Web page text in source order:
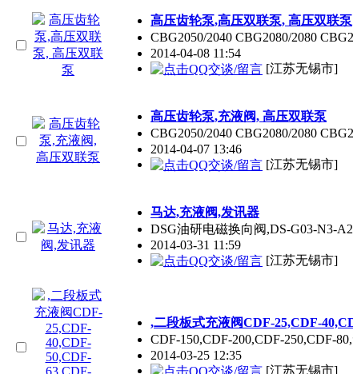
高压齿轮泵,高压双联泵, 高压双联泵
CBG2050/2040 CBG2080/2080
2014-04-08 11:54
[江苏无锡市]
高压齿轮泵,充液阀, 高压双联泵
CBG2050/2040 CBG2080/2080
2014-04-07 13:46
[江苏无锡市]
马达,充液阀,发讯器
DSG油研电磁换向阀,DS-G03-N3-
2014-03-31 11:59
[江苏无锡市]
,二段板式充液阀CDF-25,CDF-
CDF-150,CDF-200,CDF-250,CDF-
2014-03-25 12:35
[江苏无锡市]